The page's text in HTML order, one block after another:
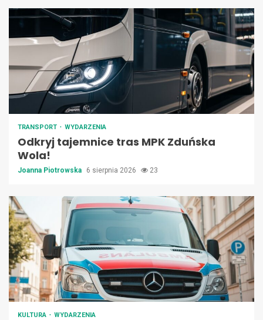
TRANSPORT WYDARZENIA
Odkryj tajemnice tras MPK Zduńska
Wola!
Joanna Piotrowska 6 sierpnia 2026 23
KULTURA WYDARZENIA